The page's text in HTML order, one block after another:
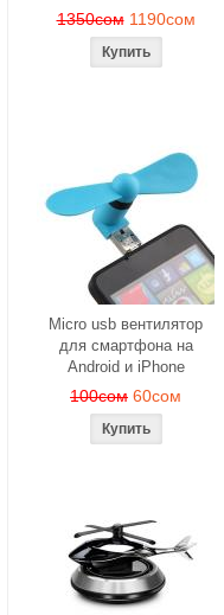
1350сом 1190сом
Micro usb вентилятор
для смартфона на
Android и iPhone
100сом 60сом